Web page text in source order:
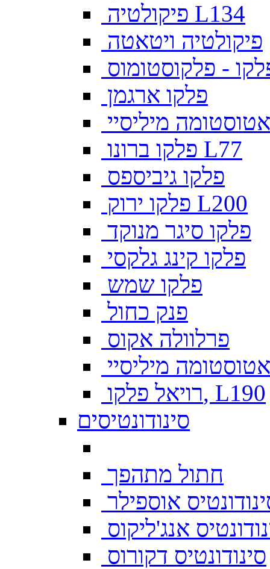
פיקולטיה L134
פיקולטיה ויטאטה
- פלקוסטומוס
פלקו ארגמן
מיליסיי
פלקו ברונו L77
פלקו גיביספס
פלקו ירוק L200
פלקו סיגר מנוקד
פלקו קינג גלקסי
פלקו שמש
פנק כחול
פרלוולה אקוס
מיליסיי
רויאל פלקו, L190
סינודונטיסים
חתול מתהפך
אוספילר
אנג'ליקוס
סינודונטיס דקורוס